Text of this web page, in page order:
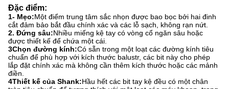
Đặc điểm:
1- Mẹo:Một điểm trung tâm sắc nhọn được bao bọc bởi hai đinh
cắt đảm bảo bắt đầu chính xác và các lỗ sạch, không rạn nứt.
2. Đứng sâu:Nhiều miếng kệ tay có vòng cổ ngăn sâu hoặc
được thiết kế để chứa một cái.
3Chọn đường kính:Có sẵn trong một loạt các đường kính tiêu
chuẩn để phù hợp với kích thước balustr, các bit này cho phép
lắp đặt chính xác mà không cần thêm kích thước hoặc các mảnh
điền.
4Thiết kế của Shank:Hầu hết các bit tay kệ đều có một chân